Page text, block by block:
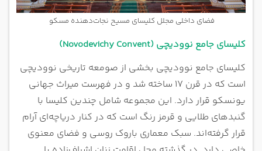
فضای داخلی مجلل کلیسای مسیح نجات‌دهنده مسکو
کلیسای جامع نوودیچی (Novodevichy Convent)
کلیسای جامع نوودیچی بخشی از صومعه تاریخی نوودیچی
است که در قرن ۱۷ ساخته شد و در فهرست میراث جهانی
یونسکو قرار دارد. این مجموعه شامل چندین کلیسا با
گنبدهای طلایی و قرمز رنگ است که در کنار دریاچه‌ای آرام
قرار گرفته‌اند. سبک معماری باروک روسی و فضای معنوی